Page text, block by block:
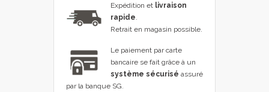
Expédition et livraison
rapide
Retrait en magasin possible.
Le paiement par carte
bancaire se fait grâce à un
système sécurisé assuré
par la banque SG.